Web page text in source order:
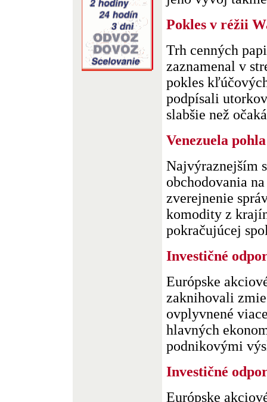
Pokles v réžii
Trh cenných
zaznamenal v
pokles
podpísali
slabšie než
Venezuela
Najvýraznejším
obchodovania
zverejnenie
komodity z
pokračujúcej
Investičné
Európske
zaknihovali
ovplyvnené
hlavných
podnikovými
Investičné
Európske